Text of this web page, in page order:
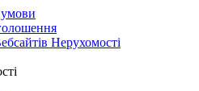
Нерухомості